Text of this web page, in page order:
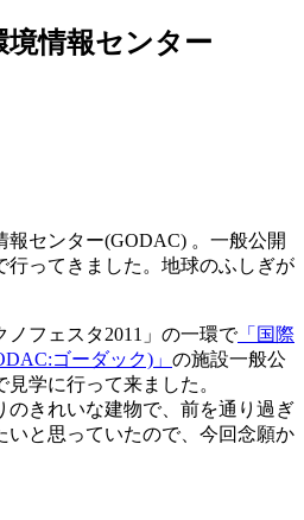
境情報センター
センター(GODAC) 。一般公開
行ってきました。地球のふしぎが
フェスタ2011」の一環で「国際
ゴーダック)」 の施設一般公
学に行って来ました。
のきれいな建物で、前を通り過ぎ
いと思っていたので、今回念願か